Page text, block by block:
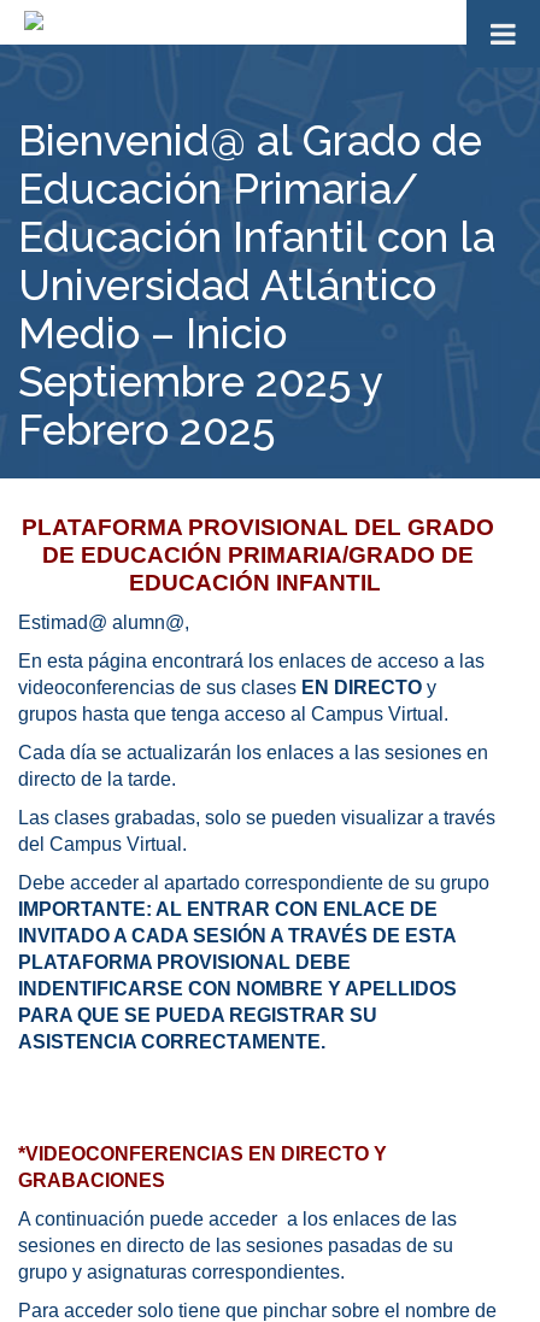
Bienvenid@ al Grado de
Educación Primaria/
Educación Infantil con la
Universidad Atlántico
Medio – Inicio
Septiembre 2025 y
Febrero 2025
PLATAFORMA PROVISIONAL DEL GRADO
DE EDUCACIÓN PRIMARIA/GRADO DE
EDUCACIÓN INFANTIL
Estimad@ alumn@,
En esta página encontrará los enlaces de acceso a las
videoconferencias de sus clases EN DIRECTO y
grupos hasta que tenga acceso al Campus Virtual.
Cada día se actualizarán los enlaces a las sesiones en
directo de la tarde.
Las clases grabadas, solo se pueden visualizar a través
del Campus Virtual.
Debe acceder al apartado correspondiente de su grupo
IMPORTANTE: AL ENTRAR CON ENLACE DE
INVITADO A CADA SESIÓN A TRAVÉS DE ESTA
PLATAFORMA PROVISIONAL DEBE
INDENTIFICARSE CON NOMBRE Y APELLIDOS
PARA QUE SE PUEDA REGISTRAR SU
ASISTENCIA CORRECTAMENTE.
*VIDEOCONFERENCIAS EN DIRECTO Y
GRABACIONES
A continuación puede acceder a los enlaces de las
sesiones en directo de las sesiones pasadas de su
grupo y asignaturas correspondientes.
Para acceder solo tiene que pinchar sobre el nombre de